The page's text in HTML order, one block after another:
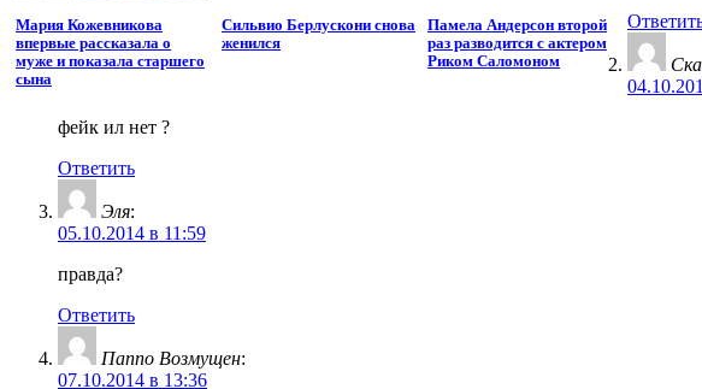
Мария Кожевникова
впервые рассказала о
муже и показала старшего
сына
Сильвио Берлускони снова
женился
Памела Андерсон второй
раз разводится с актером
Риком Саломоном
фейк ил нет ?
Ответить
Эля:
05.10.2014 в 11:59
правда?
Ответить
Паппо Возмущен:
07.10.2014 в 13:36